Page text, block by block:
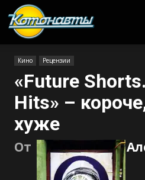
Кино Рецензии
«Future
Hits» –
хуже
От